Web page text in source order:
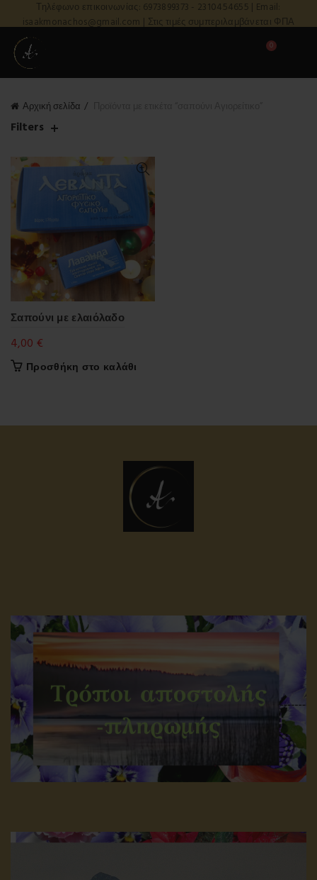
Τηλέφωνο επικοινωνίας: 6973899373 - 2310454655 | Email:
isaakmonachos@gmail.com | Στις τιμές συμπεριλαμβάνεται ΦΠΑ
0
Αρχική σελίδα
Filters
Σαπούνι με ελαιόλαδο
4,00 €
Προσθήκη στο καλάθι